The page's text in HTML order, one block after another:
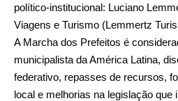
político-institucional: Luciano
Viagens e Turismo (Lemmertz
A Marcha dos Prefeitos é
municipalista da América Latina,
federativo, repasses de recursos,
local e melhorias na legislação que